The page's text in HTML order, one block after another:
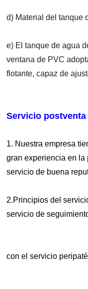
d) Material del tanque
e) El tanque de agua
ventana de PVC
flotante, capaz de
Servicio
1. Nuestra empresa
gran experiencia en la
servicio de buena
2.Principios del
servicio de
Servicios de
con el servicio
Servicios